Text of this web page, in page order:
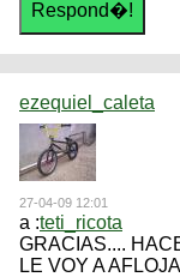
ezequiel_caleta
27-04-09 12:01
a :teti_ricota
GRACIAS....
LE VOY A